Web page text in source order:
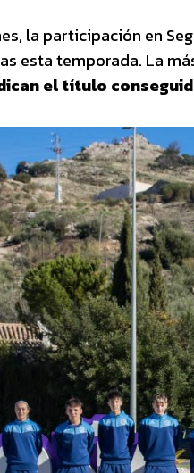
la participación en
esta temporada. La
el título